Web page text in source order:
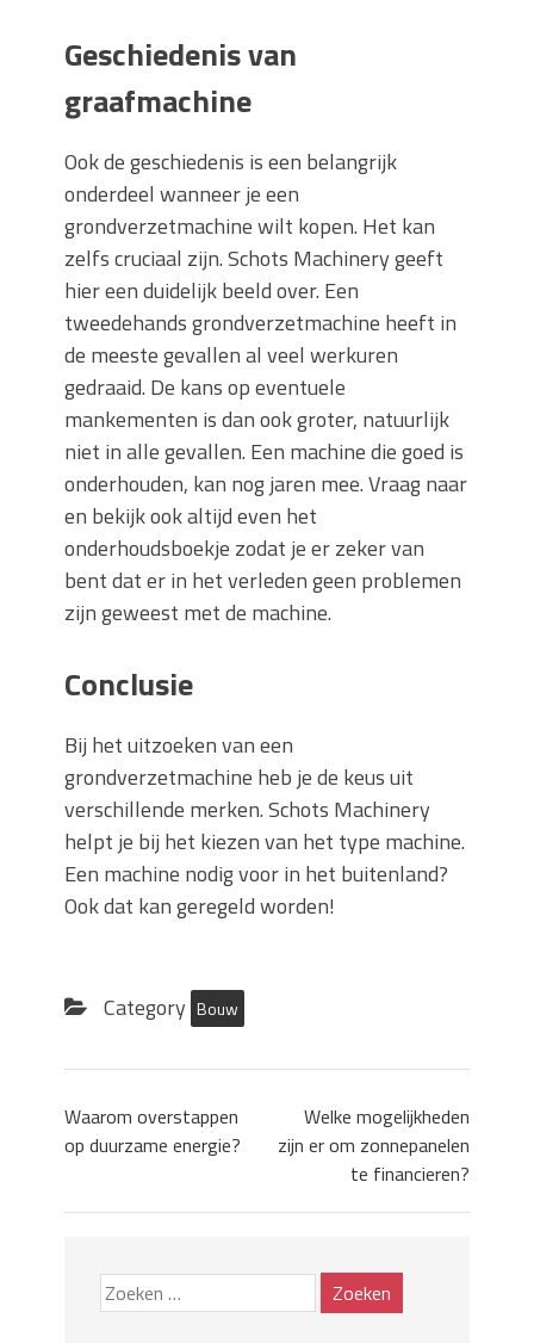
Geschiedenis van
graafmachine
Ook de geschiedenis is een belangrijk
onderdeel wanneer je een
grondverzetmachine wilt kopen. Het kan
zelfs cruciaal zijn. Schots Machinery geeft
hier een duidelijk beeld over. Een
tweedehands grondverzetmachine heeft in
de meeste gevallen al veel werkuren
gedraaid. De kans op eventuele
mankementen is dan ook groter, natuurlijk
niet in alle gevallen. Een machine die goed is
onderhouden, kan nog jaren mee. Vraag naar
en bekijk ook altijd even het
onderhoudsboekje zodat je er zeker van
bent dat er in het verleden geen problemen
zijn geweest met de machine.
Conclusie
Bij het uitzoeken van een
grondverzetmachine heb je de keus uit
verschillende merken. Schots Machinery
helpt je bij het kiezen van het type machine.
Een machine nodig voor in het buitenland?
Ook dat kan geregeld worden!
Category Bouw
Waarom overstappen
op duurzame energie?
Welke mogelijkheden
zijn er om zonnepanelen
te financieren?